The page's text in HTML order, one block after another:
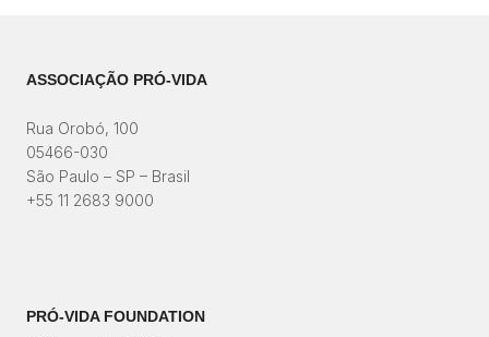
ASSOCIAÇÃO PRÓ-VIDA
Rua Orobó, 100
05466-030
São Paulo – SP – Brasil
+55 11 2683 9000
PRÓ-VIDA FOUNDATION